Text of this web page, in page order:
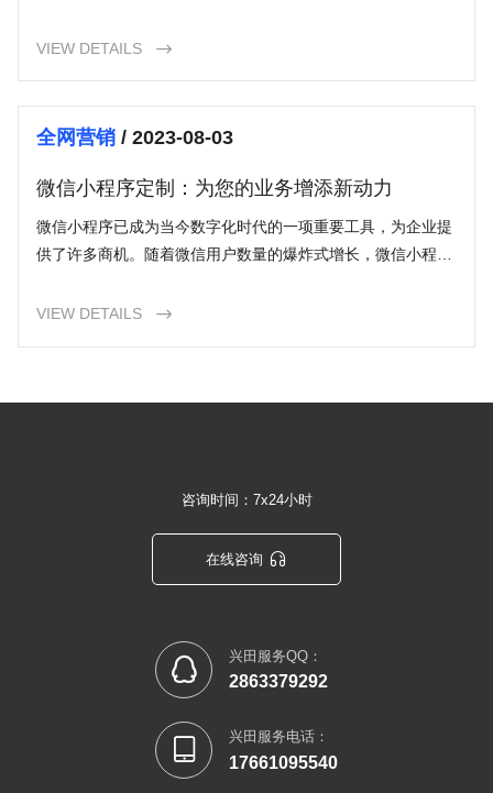
VIEW DETAILS 
全网营销/ 2023-08-03
微信小程序定制：为您的业务增添新动力
微信小程序已成为当今数字化时代的一项重要工具，为企业提
供了许多商机。随着微信用户数量的爆炸式增长，微信小程序
小程序定制，以及它为企业带来的种种好处。
VIEW DETAILS 
咨询时间：7x24小时
在线咨询 
 兴田服务QQ：
2863379292
 兴田服务电话：
17661095540